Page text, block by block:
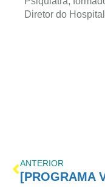
Diretor do
ANTERIOR
[PROGRAMA